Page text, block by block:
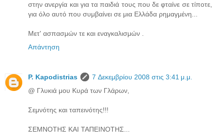
στην ανεργία και για τα παιδιά τους που δε φταίνε σε τίποτε,
για όλο αυτό που συμβαίνει σε μια Ελλάδα ρημαγμένη...
Μετ' ασπασμών τε και εναγκαλισμών .
Απάντηση
P. Kapodistrias
7 Δεκεμβρίου 2008 στις 3:41 μ.μ.
@ Γλυκιά μου Κυρά των Γλάρων,
Σεμνότης και ταπεινότης!!!
ΣΕΜΝΟΤΗΣ ΚΑΙ ΤΑΠΕΙΝΟΤΗΣ...